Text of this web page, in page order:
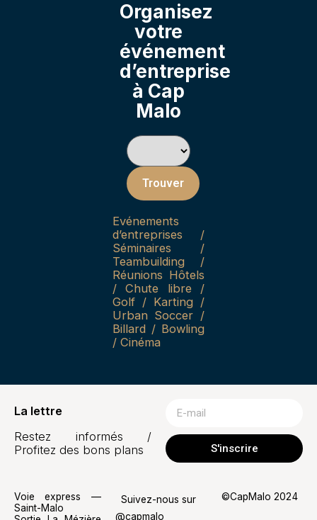
Organisez
votre
événement
d’entreprise
à Cap
Malo
Trouver
Evénements
d’entreprises /
Séminaires /
Teambuilding /
Réunions Hôtels
/ Chute libre /
Golf / Karting /
Urban Soccer /
Billard / Bowling
/ Cinéma
La lettre
Restez informés /
Profitez des bons plans
S'inscrire
Voie express —
Saint-Malo
Suivez-nous sur
@capmalo
©CapMalo 2024